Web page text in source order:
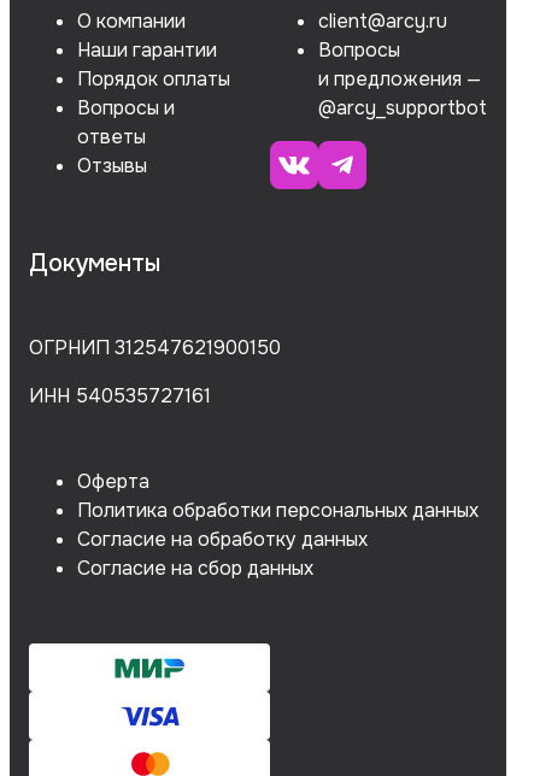
О компании
Наши гарантии
Порядок оплаты
Вопросы и
ответы
Отзывы
client@arcy.ru
Вопросы
и предложения —
@arcy_supportbot
Документы
ОГРНИП 312547621900150
ИНН 540535727161
Оферта
Политика обработки персональных данных
Согласие на обработку данных
Согласие на сбор данных